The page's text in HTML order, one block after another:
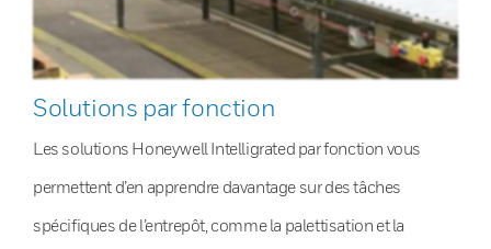
Solutions par fonction
Les solutions Honeywell Intelligrated par fonction vous
permettent d’en apprendre davantage sur des tâches
spécifiques de l’entrepôt, comme la palettisation et la